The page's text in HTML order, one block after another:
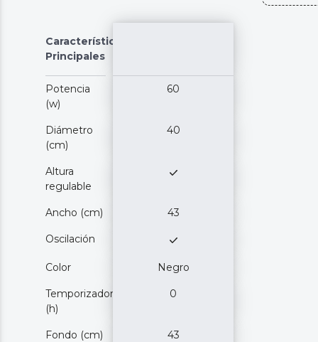
Características
Principales
Potencia
(w)
60
Diámetro
(cm)
40
Altura
regulable
Ancho (cm) 43
Oscilación
Color Negro
Temporizador
(h)
0
Fondo (cm) 43